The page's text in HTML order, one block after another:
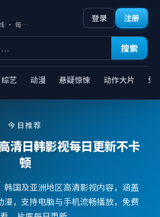
高清日韩片库 · 免费在线 · 每日更新
综艺 动漫 悬疑惊悚 动作大片 爱
搜索
登录 注册
今日推荐
清日韩影视每日更新不卡
顿
韩国及亚洲地区高清影视内容，涵盖
漫，支持电脑与手机流畅播放，免费